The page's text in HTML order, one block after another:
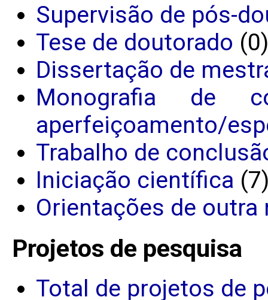
Supervisão de pós-
Tese de doutorado (0)
Dissertação de
Monografia de
aperfeiçoamento/
Trabalho de
Iniciação científica
Orientações de outra
Projetos de pesquisa
Total de projetos de